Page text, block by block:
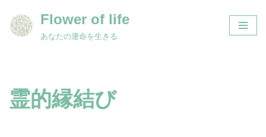
コ
ツ
へ
Flower of life
あなたの運命を生きる
霊的縁結び